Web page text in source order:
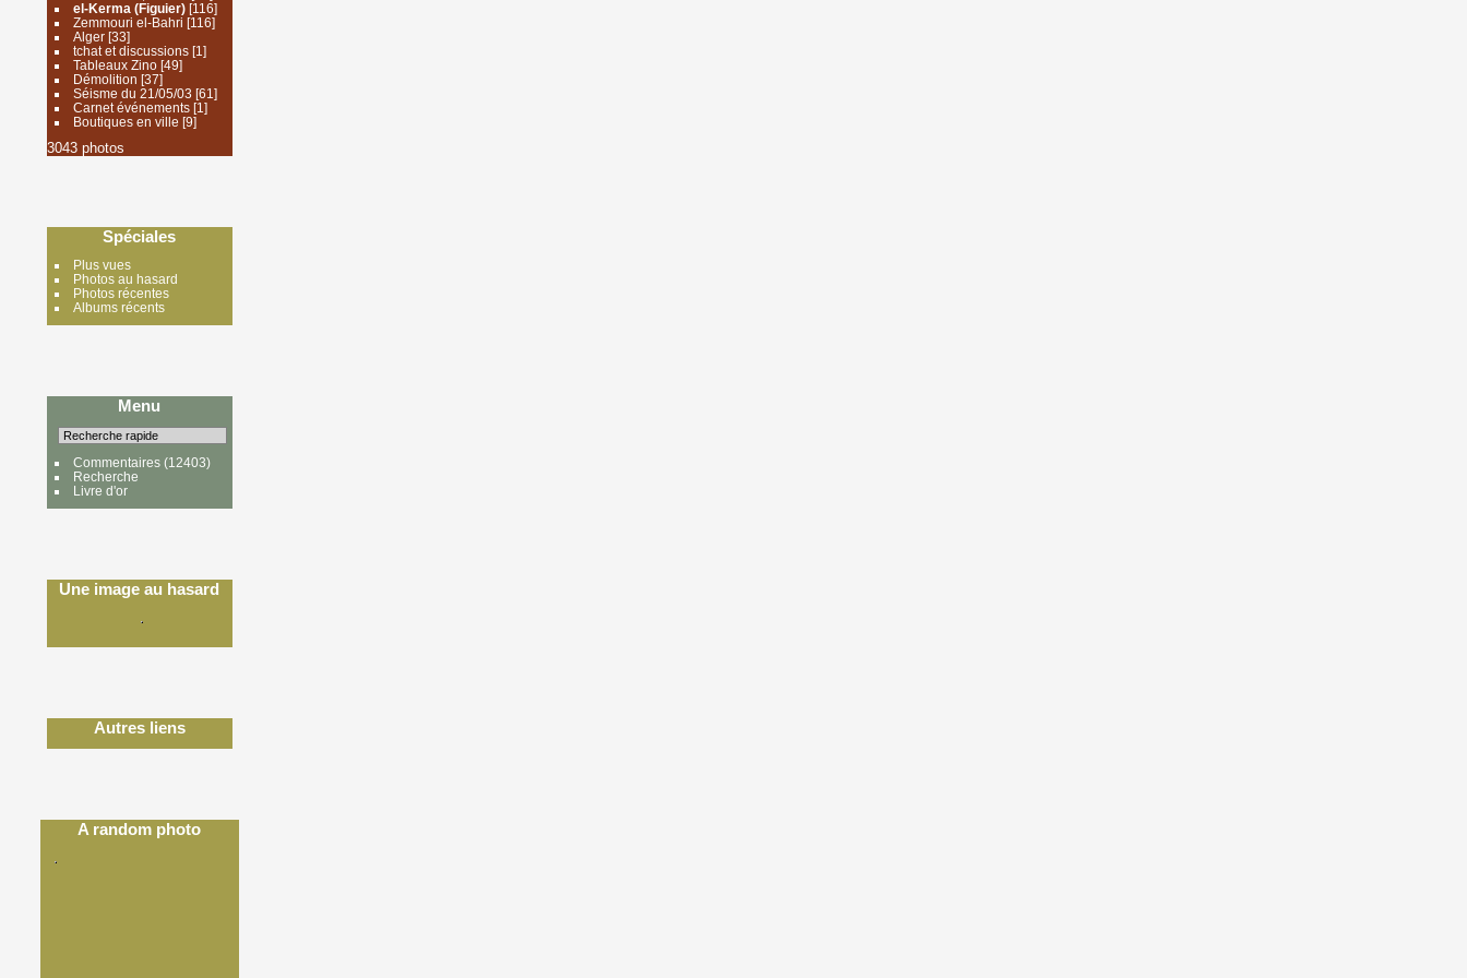
el-Kerma (Figuier)[116]
Zemmouri el-Bahri [116]
Alger[33]
tchat et discussions[1]
Tableaux Zino[49]
Démolition [37]
Séisme du 21/05/03 [61]
Carnet événements[1]
Boutiques en ville [9]
3043 photos
Spéciales
Plus vues
Photos au hasard
Photos récentes
Albums récents
Menu
Commentaires(12403)
Recherche
Livre d'or
Une image au hasard
Autres liens
A random photo